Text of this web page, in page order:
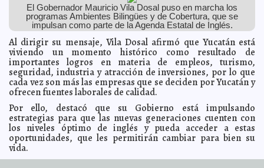
2023-03-21 10:34:01 Habitantes de Sudzal Chico cuentan con nuevo
sistema de agua potable Laura Aldama
2023-03-17 21:51:04 Renán Barrera atiende las necesidades de vivienda de
las familias del sur Claudia Sofía Gómez Infante
2023-03-17 21:47:06 Yucatán afianza su lugar como destino sede de
grandes eventos durante la 86 Convención Bancaria Carmen Alicia
Briceño Sánchez
2023-03-17 21:41:10 Se espera el ingreso de otro frente frío este domingo
con fuertes vientos, oleajes y lluvias Juan Francisco del Toral
2023-03-17 21:35:46 Acercan créditos Infonavit al magisterio yucateco Jorge
Armando León Borges
2023-03-17 21:31:47 Fiestas de Chablekal, suspendidas por falta de
permisos Kamila López
El Gobernador Mauricio Vila Dosal puso en marcha los
programas Ambientes Bilingües y de Cobertura, que se
impulsan como parte de la Agenda Estatal de Inglés.
Al dirigir su mensaje, Vila Dosal afirmó que Yucatán está
viviendo un momento histórico como resultado de
importantes logros en materia de empleos, turismo,
seguridad, industria y atracción de inversiones, por lo que
cada vez son más las empresas que se deciden por Yucatán y
ofrecen fuentes laborales de calidad.
Por ello, destacó que su Gobierno está impulsando
estrategias para que las nuevas generaciones cuenten con
los niveles óptimo de inglés y pueda acceder a estas
oportunidades, que les permitirán cambiar para bien su
vida.
“Con la ayuda de todos estamos sentando las bases del